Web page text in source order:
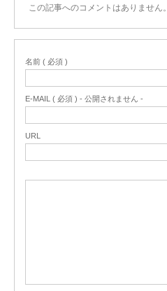
この記事へのコメントはありません。
名前 ( 必須 )
E-MAIL ( 必須 ) - 公開されません -
URL